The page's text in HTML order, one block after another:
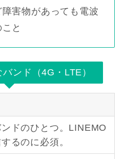
害物があっても電波
と
ンド（4G・LTE）
ドのひとつ。LINEMO
るのに必須。